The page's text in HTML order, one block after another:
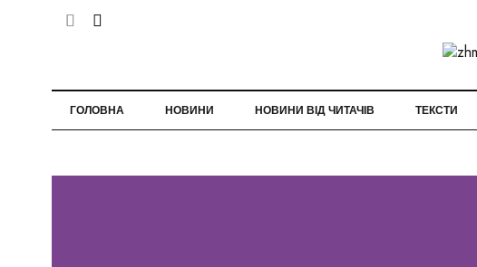
ГОЛОВНА НОВИНИ НОВИНИ ВІД ЧИТАЧІВ ТЕКСТИ